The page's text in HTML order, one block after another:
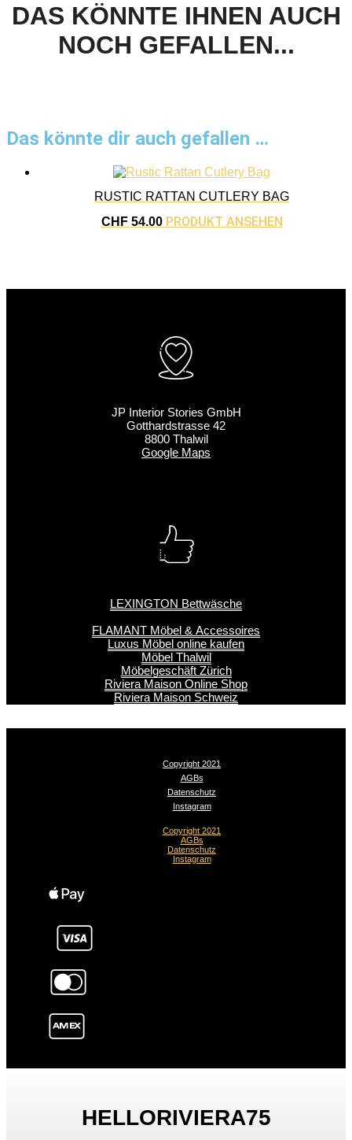
DAS KÖNNTE IHNEN AUCH
NOCH GEFALLEN...
Das könnte dir auch gefallen …
RUSTIC RATTAN CUTLERY BAG
CHF54.00 PRODUKT ANSEHEN
JP Interior Stories GmbH
Gotthardstrasse 42
8800 Thalwil
Google Maps
LEXINGTON Bettwäsche
FLAMANT Möbel & Accessoires
Luxus Möbel online kaufen
Möbel Thalwil
Möbelgeschäft Zürich
Riviera Maison Online Shop
Riviera Maison Schweiz
Copyright 2021
AGBs
Datenschutz
Instagram
Copyright 2021
AGBs
Datenschutz
Instagram
HELLORIVIERA75